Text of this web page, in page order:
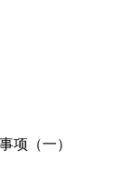
项（一）